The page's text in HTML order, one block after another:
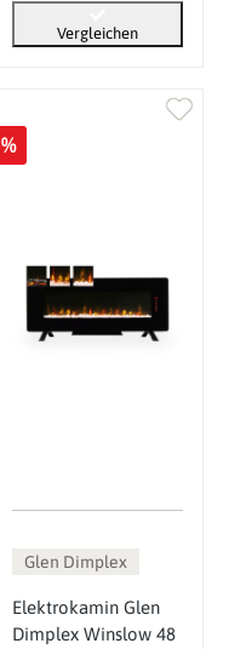
Vergleichen
%
Glen Dimplex
Elektrokamin Glen
Dimplex Winslow 48